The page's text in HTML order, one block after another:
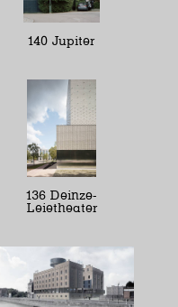
140 Jupiter
136 Deinze-
Leietheater